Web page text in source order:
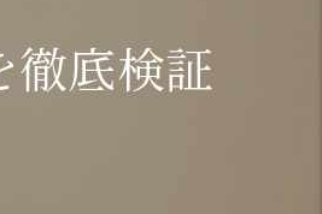
徹底検証